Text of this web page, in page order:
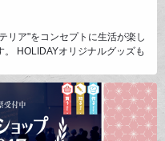
リア"をコンセプトに生活が楽し
HOLIDAYオリジナルグッズも